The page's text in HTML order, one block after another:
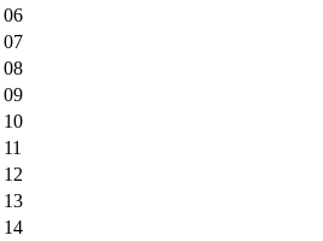
06
07
08
09
10
11
12
13
14